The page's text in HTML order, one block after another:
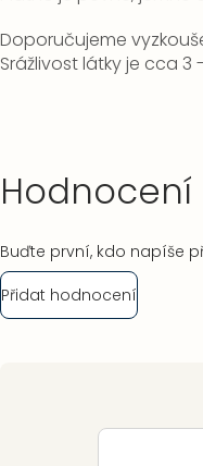
Doporučujeme
Srážlivost látky je cca 3
Buďte první, kdo napíše
Přidat hodnocení